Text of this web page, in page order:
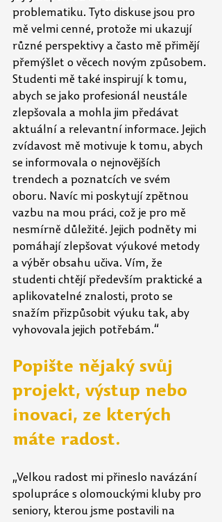
problematiku. Tyto diskuse jsou pro
mě velmi cenné, protože mi ukazují
různé perspektivy a často mě přimějí
přemýšlet o věcech novým způsobem.
Studenti mě také inspirují k tomu,
abych se jako profesionál neustále
zlepšovala a mohla jim předávat
aktuální a relevantní informace. Jejich
zvídavost mě motivuje k tomu, abych
se informovala o nejnovějších
trendech a poznatcích ve svém
oboru. Navíc mi poskytují zpětnou
vazbu na mou práci, což je pro mě
nesmírně důležité. Jejich podněty mi
pomáhají zlepšovat výukové metody
a výběr obsahu učiva. Vím, že
studenti chtějí především praktické a
aplikovatelné znalosti, proto se
snažím přizpůsobit výuku tak, aby
vyhovovala jejich potřebám.“
Popište nějaký svůj
projekt, výstup nebo
inovaci, ze kterých
máte radost.
„Velkou radost mi přineslo navázání
spolupráce s olomouckými kluby pro
seniory, kterou jsme postavili na